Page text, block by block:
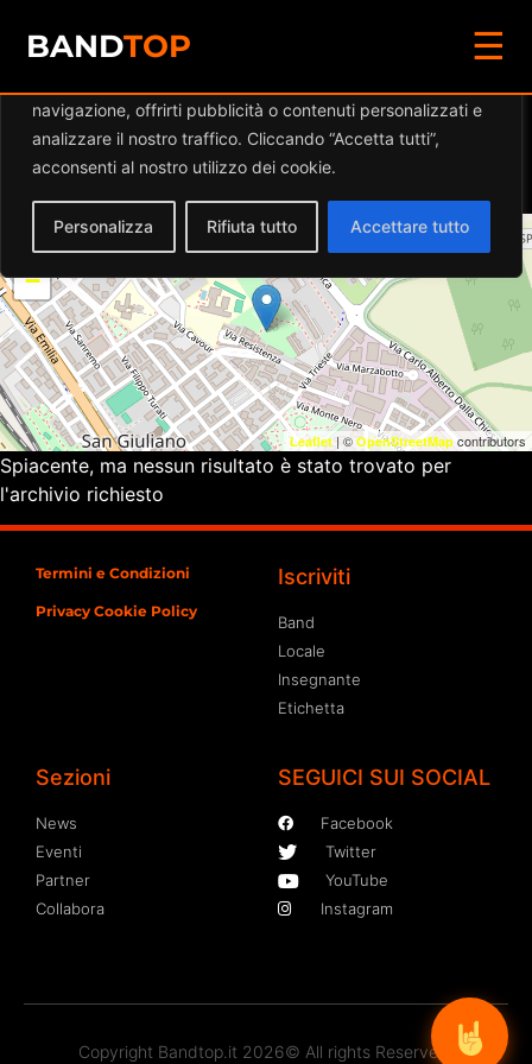
Diamo valore alla tua privacy
navigazione, offrirti pubblicità o contenuti personalizzati e
analizzare il nostro traffico. Cliccando “Accetta tutti”,
acconsenti al nostro utilizzo dei cookie.
Personalizza Rifiuta tutto Accettare tutto
BANDTOP
☰
Eventi aSPAZIO
ETEROTOPIA
+
−
Leaflet | © OpenStreetMap contributors
Spiacente, ma nessun risultato è stato trovato per
l'archivio richiesto
Termini e Condizioni
Privacy Cookie Policy
Iscriviti
Band
Locale
Insegnante
Etichetta
Sezioni
News
Eventi
Partner
Collabora
SEGUICI SUI SOCIAL
Facebook
Twitter
YouTube
Instagram
Copyright Bandtop.it 2026© All rights Reserved.